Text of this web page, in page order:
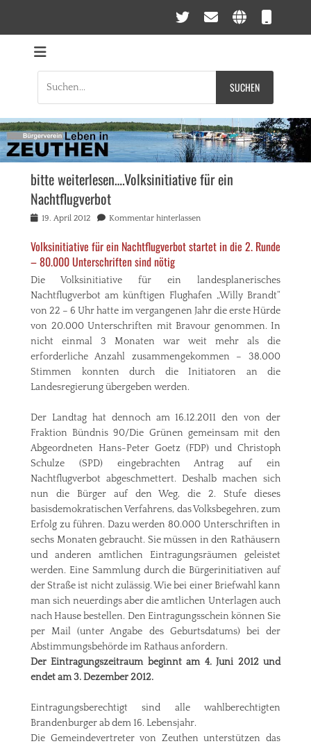
Twitter
E-
in ZEUTHEN
nach:
bitte weiterlesen….Volksinitiative für ein
Nachtflugverbot
Veröffentlicht
19. April 2012 Autoradmin
Kommentar hinterlassen
Volksinitiative fürein Nachtflugverbotstartet in die 2. Runde
– 80.000Unterschriftensindnötig
Die Volksinitiative für ein
landesplanerisches
Nachtflugverbot am künftigen Flughafen „Willy Brandt“
von 22 – 6Uhr hatte im vergangenen Jahrdieerste Hürde
von 20.000 Unterschriften mit Bravour genommen. In
nicht
einmal 3 Monaten war weit mehr als die
erforderliche Anzahl zusammengekommen – 38.000
Stimmen
konnten durch die Initiatoren an die
Landesregierungübergeben werden.
Der Landtaghat dennocham 16.12.2011 den von der
Fraktion Bündnis 90/Die Grünen gemeinsam mitden
Abgeordneten Hans-Peter Goetz (FDP) und Christoph
Schulze (SPD) eingebrachten Antrag auf
ein
Nachtflugverbot abgeschmettert. Deshalb machen sich
nun die Bürger aufdenWeg, die 2.Stufe
dieses
basisdemokratischen Verfahrens, dasVolksbegehren, zum
Erfolg zu führen. Dazu werden 80.000Unterschriften in
sechs Monaten gebraucht. Sie müssen in denRathäusern
und anderen amtlichen Eintragungsräumen
geleistet
werden. Eine Sammlung durchdieBürgerinitiativen auf
der Straße ist nicht zulässig.Wie bei einer Briefwahl kann
mansich neuerdings aberdieamtlichen Unterlagen auch
nach Hause bestellen. Den Eintragungsschein können Sie
per Mail (unter Angabe des Geburtsdatums) bei der
AbstimmungsbehördeimRathausanfordern.
Der Eintragungszeitraum beginntam 4. Juni 2012 und
endetam 3.Dezember2012.
Eintragungsberechtigt sind alle
wahlberechtigten
Brandenburgerabdem16. Lebensjahr.
Die Gemeindevertretervon Zeuthen unterstützen das